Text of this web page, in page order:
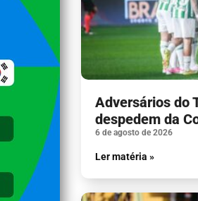
Adversários do
despedem da
6 de agosto de 2026
Ler matéria »